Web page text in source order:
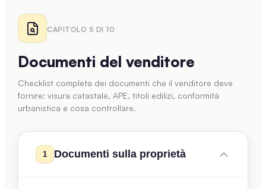
CAPITOLO 5 DI 10
Documenti del venditore
Checklist completa dei documenti che il venditore deve
fornire: visura catastale, APE, titoli edilizi, conformità
urbanistica e cosa controllare.
1 Documenti sulla proprietà